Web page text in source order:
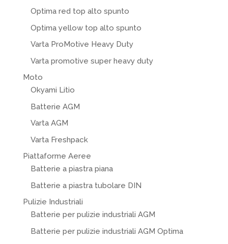
Optima red top alto spunto
Optima yellow top alto spunto
Varta ProMotive Heavy Duty
Varta promotive super heavy duty
Moto
Okyami Litio
Batterie AGM
Varta AGM
Varta Freshpack
Piattaforme Aeree
Batterie a piastra piana
Batterie a piastra tubolare DIN
Pulizie Industriali
Batterie per pulizie industriali AGM
Batterie per pulizie industriali AGM Optima